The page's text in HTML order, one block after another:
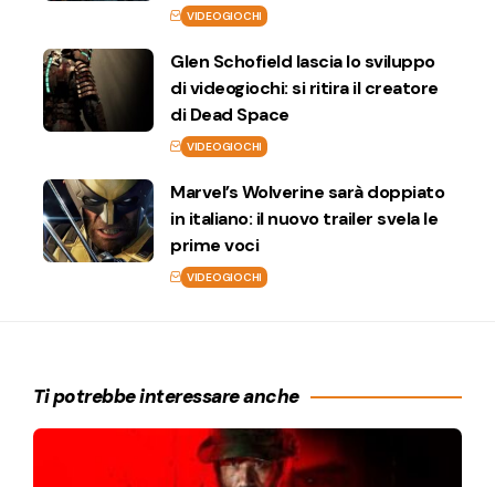
VIDEOGIOCHI
Glen Schofield lascia lo sviluppo
di videogiochi: si ritira il creatore
di Dead Space
VIDEOGIOCHI
Marvel’s Wolverine sarà doppiato
in italiano: il nuovo trailer svela le
prime voci
VIDEOGIOCHI
Ti potrebbe interessare anche